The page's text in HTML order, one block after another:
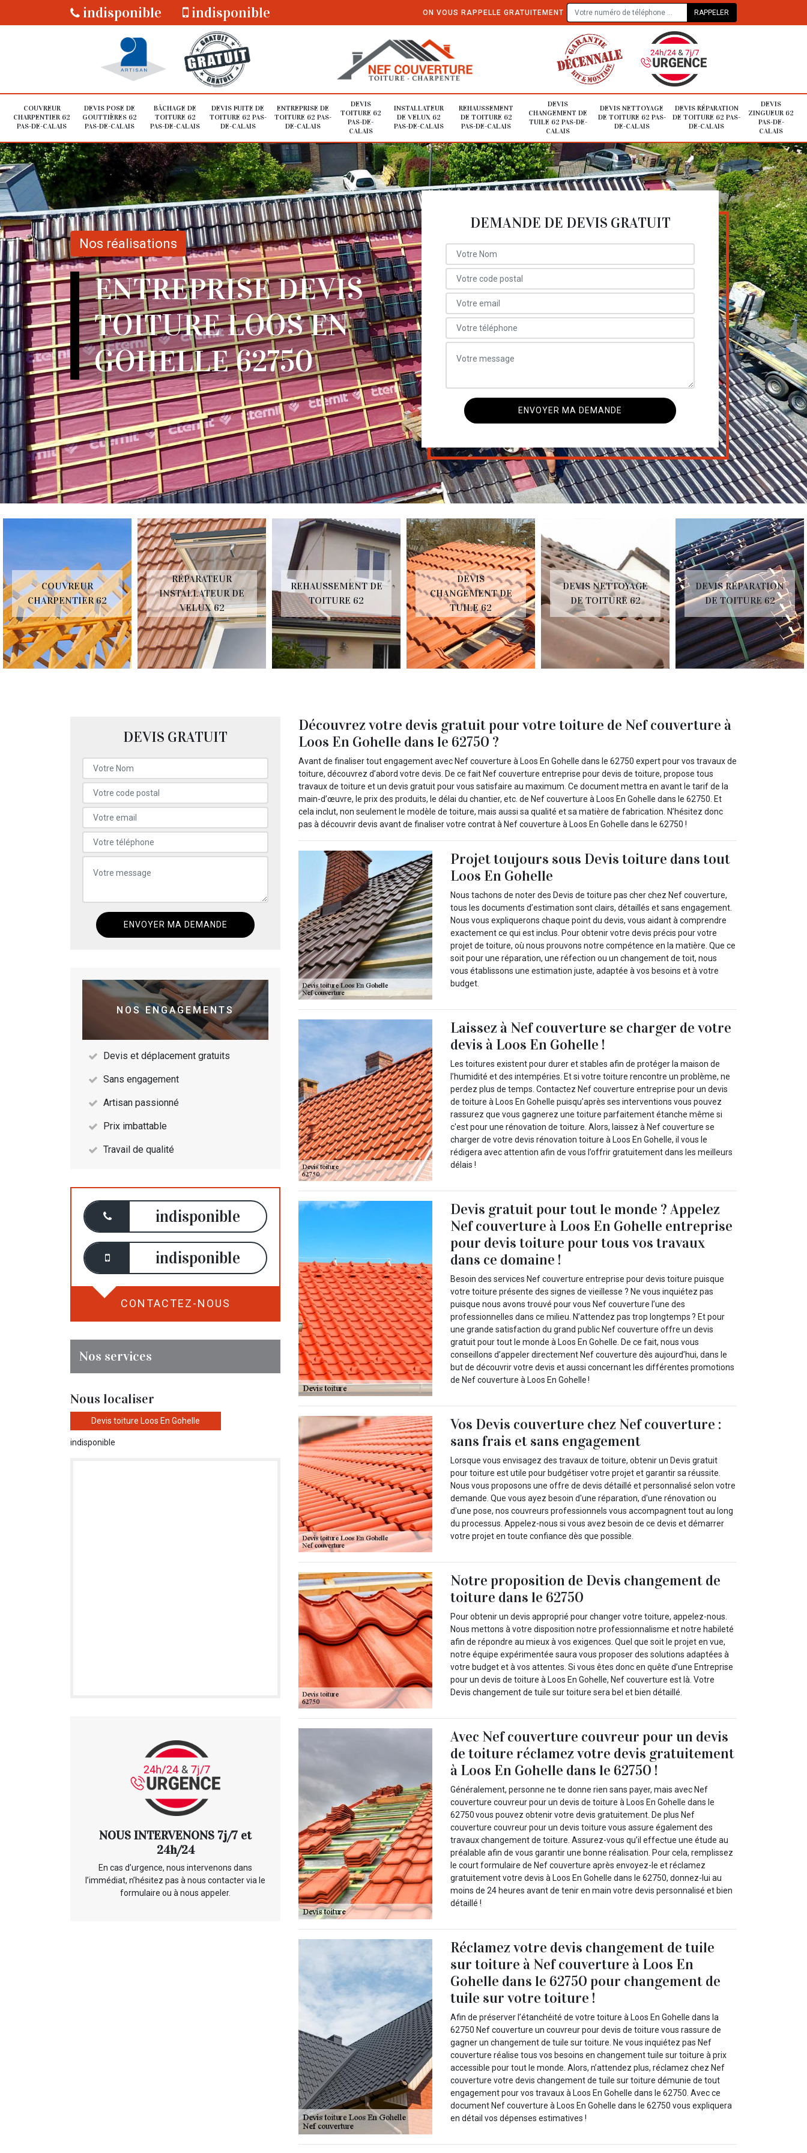
indisponible indisponible ON VOUS RAPPELLE GRATUITEMENT
COUVREUR
CHARPENTIER 62
PAS-DE-CALAIS
DEVIS POSE DE
GOUTTIÈRES 62
PAS-DE-CALAIS
BÂCHAGE DE
TOITURE 62
PAS-DE-CALAIS
DEVIS FUITE DE
TOITURE 62 PAS-
DE-CALAIS
ENTREPRISE DE
TOITURE 62 PAS-
DE-CALAIS
DEVIS
TOITURE 62
PAS-DE-
CALAIS
INSTALLATEUR
DE VELUX 62
PAS-DE-CALAIS
REHAUSSEMENT
DE TOITURE 62
PAS-DE-CALAIS
DEVIS
CHANGEMENT DE
TUILE 62 PAS-DE-
CALAIS
DEVIS NETTOYAGE
DE TOITURE 62 PAS-
DE-CALAIS
DEVIS RÉPARATION
DE TOITURE 62 PAS-
DE-CALAIS
DEVIS
ZINGUEUR 62
PAS-DE-
CALAIS
Nos réalisations
ENTREPRISE DEVIS
TOITURE LOOS EN
GOHELLE 62750
DEMANDE DE DEVIS GRATUIT
COUVREUR
CHARPENTIER 62
RÉPARATEUR
INSTALLATEUR DE
VELUX 62
REHAUSSEMENT DE
TOITURE 62
DEVIS
CHANGEMENT DE
TUILE 62
DEVIS NETTOYAGE
DE TOITURE 62
DEVIS RÉPARATION
DE TOITURE 62
DEVIS GRATUIT
NOS ENGAGEMENTS
Devis et déplacement gratuits
Sans engagement
Artisan passionné
Prix imbattable
Travail de qualité
indisponible
indisponible
CONTACTEZ-NOUS
Nos services
Nous localiser
Devis toiture Loos En Gohelle
indisponible
NOUS INTERVENONS 7j/7 et
24h/24
En cas d’urgence, nous intervenons dans
l’immédiat, n’hésitez pas à nous contacter via le
formulaire ou à nous appeler.
Découvrez votre devis gratuit pour votre toiture de Nef couverture à
Loos En Gohelle dans le 62750 ?
Avant de finaliser tout engagement avec Nef couverture à Loos En Gohelle dans le 62750 expert pour vos travaux de
toiture, découvrez d’abord votre devis. De ce fait Nef couverture entreprise pour devis de toiture, propose tous
travaux de toiture et un devis gratuit pour vous satisfaire au maximum. Ce document mettra en avant le tarif de la
main-d’œuvre, le prix des produits, le délai du chantier, etc. de Nef couverture à Loos En Gohelle dans le 62750. Et
cela inclut, non seulement le modèle de toiture, mais aussi sa qualité et sa matière de fabrication. N’hésitez donc
pas à découvrir devis avant de finaliser votre contrat à Nef couverture à Loos En Gohelle dans le 62750 !
Projet toujours sous Devis toiture dans tout
Loos En Gohelle
Nous tachons de noter des Devis de toiture pas cher chez Nef couverture,
tous les documents d’estimation sont clairs, détaillés et sans engagement.
Nous vous expliquerons chaque point du devis, vous aidant à comprendre
exactement ce qui est inclus. Pour obtenir votre devis précis pour votre
projet de toiture, où nous prouvons notre compétence en la matière. Que ce
soit pour une réparation, une réfection ou un changement de toit, nous
vous établissons une estimation juste, adaptée à vos besoins et à votre
budget.
Laissez à Nef couverture se charger de votre
devis à Loos En Gohelle !
Les toitures existent pour durer et stables afin de protéger la maison de
l’humidité et des intempéries. Et si votre toiture rencontre un problème, ne
perdez plus de temps. Contactez Nef couverture entreprise pour un devis
de toiture à Loos En Gohelle puisqu’après ses interventions vous pouvez
rassurez que vous gagnerez une toiture parfaitement étanche même si
c'est pour une rénovation de toiture. Alors, laissez à Nef couverture se
charger de votre devis rénovation toiture à Loos En Gohelle, il vous le
rédigera avec attention afin de vous l’offrir gratuitement dans les meilleurs
délais !
Devis gratuit pour tout le monde ? Appelez
Nef couverture à Loos En Gohelle entreprise
pour devis toiture pour tous vos travaux
dans ce domaine !
Besoin des services Nef couverture entreprise pour devis toiture puisque
votre toiture présente des signes de vieillesse ? Ne vous inquiétez pas
puisque nous avons trouvé pour vous Nef couverture l’une des
professionnelles dans ce milieu. N’attendez pas trop longtemps ? Et pour
une grande satisfaction du grand public Nef couverture offre un devis
gratuit pour tout le monde à Loos En Gohelle. De ce fait, nous vous
conseillons d’appeler directement Nef couverture dès aujourd’hui, dans le
but de découvrir votre devis et aussi concernant les différentes promotions
de Nef couverture à Loos En Gohelle !
Vos Devis couverture chez Nef couverture :
sans frais et sans engagement
Lorsque vous envisagez des travaux de toiture, obtenir un Devis gratuit
pour toiture est utile pour budgétiser votre projet et garantir sa réussite.
Nous vous proposons une offre de devis détaillé et personnalisé selon votre
demande. Que vous ayez besoin d'une réparation, d'une rénovation ou
d'une pose, nos couvreurs professionnels vous accompagnent tout au long
du processus. Appelez-nous si vous avez besoin de ce devis et démarrer
votre projet en toute confiance dès que possible.
Notre proposition de Devis changement de
toiture dans le 62750
Pour obtenir un devis approprié pour changer votre toiture, appelez-nous.
Nous mettons à votre disposition notre professionnalisme et notre habileté
afin de répondre au mieux à vos exigences. Quel que soit le projet en vue,
notre équipe expérimentée saura vous proposer des solutions adaptées à
votre budget et à vos attentes. Si vous êtes donc en quête d’une Entreprise
pour un devis de toiture à Loos En Gohelle, Nef couverture est là. Votre
Devis changement de tuile sur toiture sera bel et bien détaillé.
Avec Nef couverture couvreur pour un devis
de toiture réclamez votre devis gratuitement
à Loos En Gohelle dans le 62750 !
Généralement, personne ne te donne rien sans payer, mais avec Nef
couverture couvreur pour un devis de toiture à Loos En Gohelle dans le
62750 vous pouvez obtenir votre devis gratuitement. De plus Nef
couverture couvreur pour un devis toiture vous assure également des
travaux changement de toiture. Assurez-vous qu’il effectue une étude au
préalable afin de vous garantir une bonne réalisation. Pour cela, remplissez
le court formulaire de Nef couverture après envoyez-le et réclamez
gratuitement votre devis à Loos En Gohelle dans le 62750, donnez-lui au
moins de 24 heures avant de tenir en main votre devis personnalisé et bien
détaillé !
Réclamez votre devis changement de tuile
sur toiture à Nef couverture à Loos En
Gohelle dans le 62750 pour changement de
tuile sur votre toiture !
Afin de préserver l’étanchéité de votre toiture à Loos En Gohelle dans la
62750 Nef couverture un couvreur pour devis de toiture vous rassure de
gagner un changement de tuile sur toiture. Ne vous inquiétez pas Nef
couverture réalise tous vos besoins en changement tuile sur toiture à prix
accessible pour tout le monde. Alors, n’attendez plus, réclamez chez Nef
couverture votre devis changement de tuile sur toiture démunie de tout
engagement pour vos travaux à Loos En Gohelle dans le 62750. Avec ce
document Nef couverture à Loos En Gohelle dans le 62750 vous expliquera
en détail vos dépenses estimatives !